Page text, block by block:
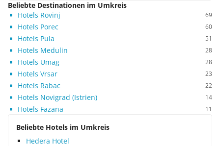
Beliebte Destinationen im Umkreis
Hotels Rovinj
69
Hotels Porec 60
Hotels Pula 51
Hotels Medulin 28
Hotels Umag 28
Hotels Vrsar 23
Hotels Rabac 22
Hotels Novigrad (Istrien) 14
Hotels Fazana 11
Beliebte Hotels im Umkreis
Hedera Hotel